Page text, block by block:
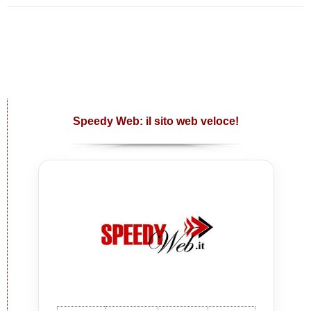
Speedy Web: il sito web veloce!